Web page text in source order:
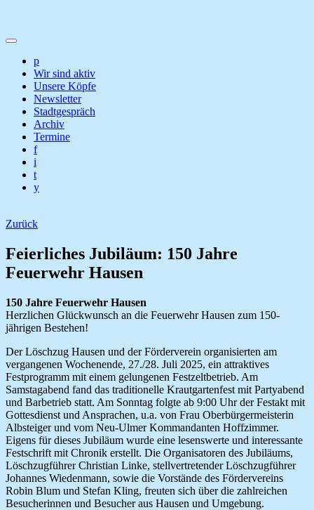
p
Wir sind aktiv
Unsere Köpfe
Newsletter
Stadtgespräch
Archiv
Termine
f
i
t
y
Zurück
Feierliches Jubiläum: 150 Jahre
Feuerwehr Hausen
150 Jahre Feuerwehr Hausen
Herzlichen Glückwunsch an die Feuerwehr Hausen zum 150-
jährigen Bestehen!
Der Löschzug Hausen und der Förderverein organisierten am
vergangenen Wochenende, 27./28. Juli 2025, ein attraktives
Festprogramm mit einem gelungenen Festzeltbetrieb. Am
Samstagabend fand das traditionelle Krautgartenfest mit Partyabend
und Barbetrieb statt. Am Sonntag folgte ab 9:00 Uhr der Festakt mit
Gottesdienst und Ansprachen, u.a. von Frau Oberbürgermeisterin
Albsteiger und vom Neu-Ulmer Kommandanten Hoffzimmer.
Eigens für dieses Jubiläum wurde eine lesenswerte und interessante
Festschrift mit Chronik erstellt. Die Organisatoren des Jubiläums,
Löschzugführer Christian Linke, stellvertretender Löschzugführer
Johannes Wiedenmann, sowie die Vorstände des Fördervereins
Robin Blum und Stefan Kling, freuten sich über die zahlreichen
Besucherinnen und Besucher aus Hausen und Umgebung.